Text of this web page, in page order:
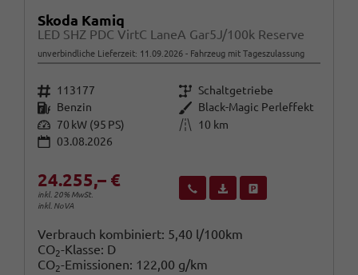
Skoda Kamiq
LED SHZ PDC VirtC LaneA Gar5J/100k Reserve
unverbindliche Lieferzeit: 11.09.2026 Fahrzeug mit Tageszulassung
Fahrzeugnr. 113177 Getriebe Schaltgetriebe
Kraftstoff Benzin Außenfarbe Black-Magic Perleffekt
Leistung 70 kW (95 PS) Kilometerstand
10 km
03.08.2026
24.255,– €
inkl. 20% MwSt.
inkl. NoVA
Wir rufen Sie anFahrzeugexposé (PDF)
Verbrauch kombiniert: 5,40 l/100km
CO2-Klasse: D
CO2-Emissionen: 122,00 g/km